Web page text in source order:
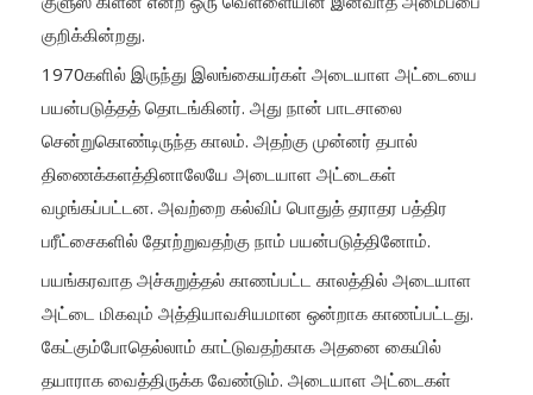
குறிக்கின்றது.
1970களில் இருந்து இலங்கையர்கள் அடையாள அட்டையை
பயன்படுத்தத் தொடங்கினர். அது நான் பாடசாலை
சென்றுகொண்டிருந்த காலம். அதற்கு முன்னர் தபால்
திணைக்களத்தினாலேயே அடையாள அட்டைகள்
வழங்கப்பட்டன. அவற்றை கல்விப் பொதுத் தராதர பத்திர
பரீட்சைகளில் தோற்றுவதற்கு நாம் பயன்படுத்தினோம்.
பயங்கரவாத அச்சுறுத்தல் காணப்பட்ட காலத்தில் அடையாள
அட்டை மிகவும் அத்தியாவசியமான ஒன்றாக காணப்பட்டது.
கேட்கும்போதெல்லாம் காட்டுவதற்காக அதனை கையில்
தயாராக வைத்திருக்க வேண்டும். அடையாள அட்டைகள்